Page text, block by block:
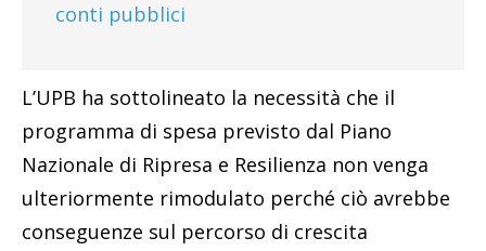
conti pubblici
L’UPB ha sottolineato la necessità che il
programma di spesa previsto dal Piano
Nazionale di Ripresa e Resilienza non venga
ulteriormente rimodulato perché ciò avrebbe
conseguenze sul percorso di crescita